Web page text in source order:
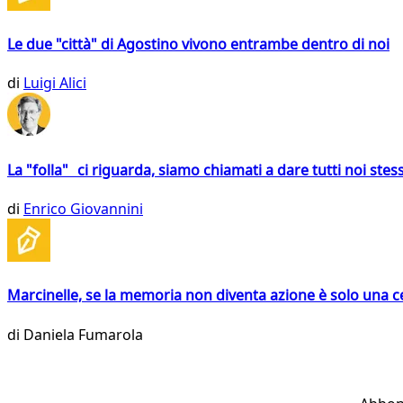
Le due "città" di Agostino vivono entrambe dentro di noi
di Luigi Alici
La "folla" ci riguarda, siamo chiamati a dare tutti noi
di Enrico Giovannini
Marcinelle, se la memoria non diventa azione è solo una
di Daniela Fumarola